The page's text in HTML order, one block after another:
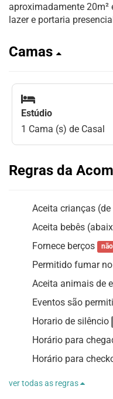
aproximadamente
lazer e portaria
Camas
Estúdio
1 Cama (s) de Casal
Regras da
Aceita crianças
Aceita bebês
Fornece berços não
Permitido fumar
Aceita animais de
Eventos são
Horario de silêncio
Horário para
Horário para
ver todas as regras